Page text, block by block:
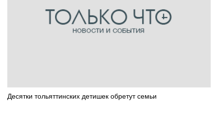
Десятки тольяттинских детишек обретут семьи